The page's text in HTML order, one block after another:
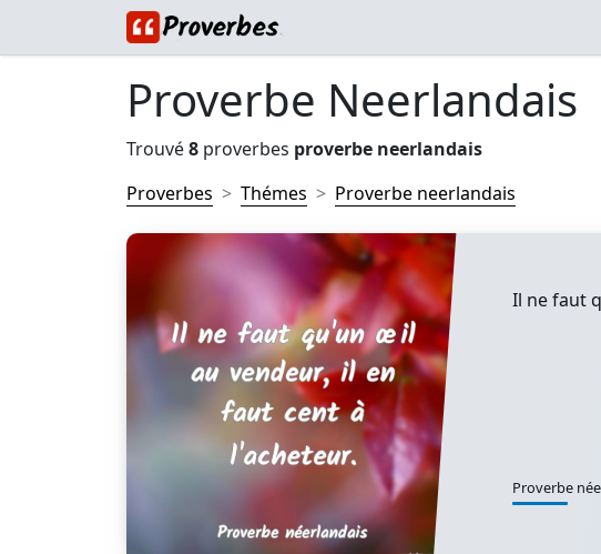
Proverbe Neerlandais
Trouvé8 proverbes proverbe neerlandais
Proverbes
Thémes Proverbe neerlandais
Il ne faut
Proverbe